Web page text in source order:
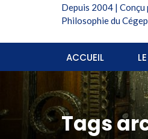
Depuis 2004 |
Philosophie du
ACCUEIL
Tags